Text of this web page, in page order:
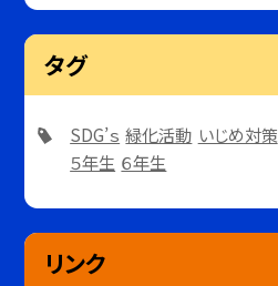
タグ
SDG’ｓ 緑化活動 いじめ対策
５年生 ６年生
リンク